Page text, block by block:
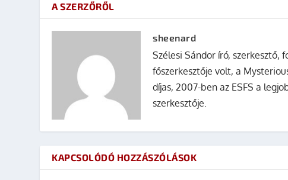
A SZERZŐRŐL
sheenard
Szélesi Sándor író, szerkesztő,
főszerkesztője volt, a
díjas, 2007-ben az ESFS a
szerkesztője.
KAPCSOLÓDÓ HOZZÁSZÓLÁSOK